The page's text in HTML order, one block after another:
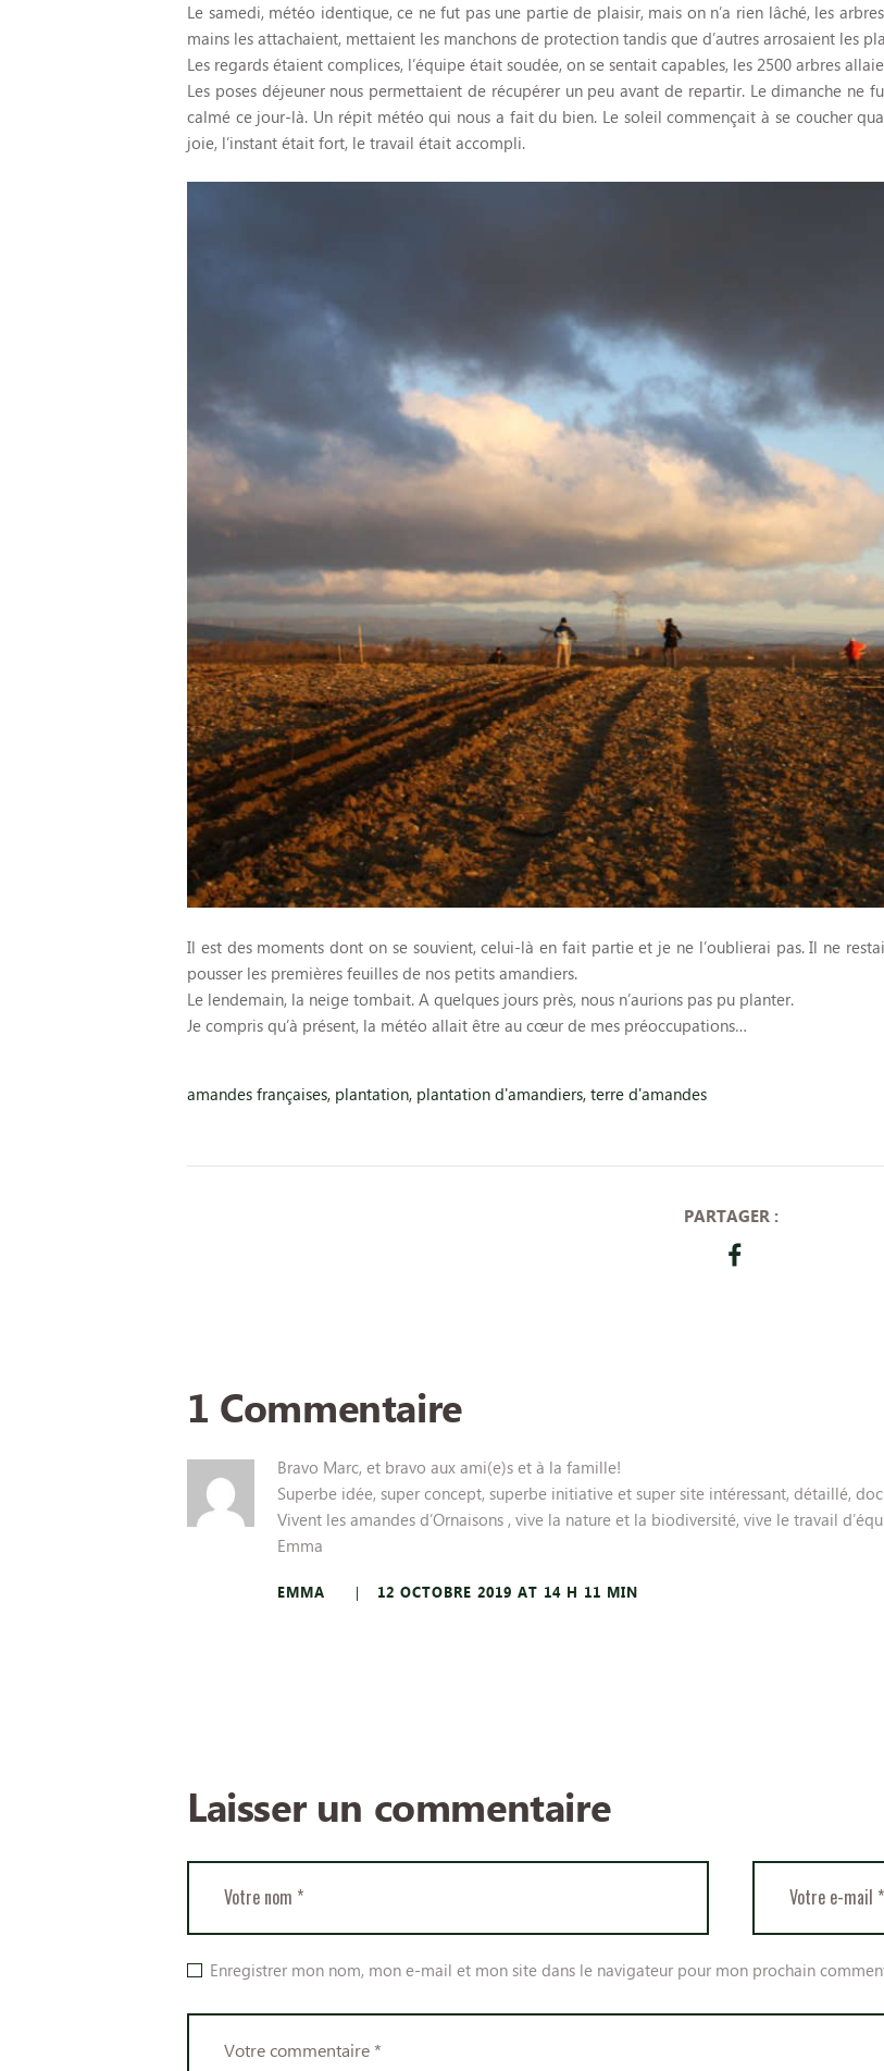
Le samedi, météo identique, ce ne fut pas une partie de plaisir, mais on n’a rien lâché, les
mains les attachaient, mettaient les manchons de protection tandis que d’autres arrosaient les
Les regards étaient complices, l’équipe était soudée, on se sentait capables, les 2500 arbres
Les poses déjeuner nous permettaient de récupérer un peu avant de repartir. Le dimanche ne
calmé ce jour-là. Un répit météo qui nous a fait du bien. Le soleil commençait à se coucher
joie, l’instant était fort, le travail était accompli.
Il est des moments dont on se souvient, celui-là en fait partie et je ne l’oublierai pas. Il ne
pousser les premières feuilles de nos petits amandiers.
Le lendemain, la neige tombait. A quelques jours près, nous n’aurions pas pu planter.
Je compris qu’à présent, la météo allait être au cœur de mes préoccupations…
amandes françaises, plantation, plantation d'amandiers, terre d'amandes
PARTAGER :
1 Commentaire
Bravo Marc, et bravo aux ami(e)s et à la famille!
Superbe idée, super concept, superbe initiative et super site intéressant, détaillé,
Vivent les amandes d’Ornaisons , vive la nature et la biodiversité, vive le travail
Emma
EMMA 12 OCTOBRE 2019 AT 14 H 11 MIN
Laisser un commentaire
Enregistrer mon nom, mon e-mail et mon site dans le navigateur pour mon prochain